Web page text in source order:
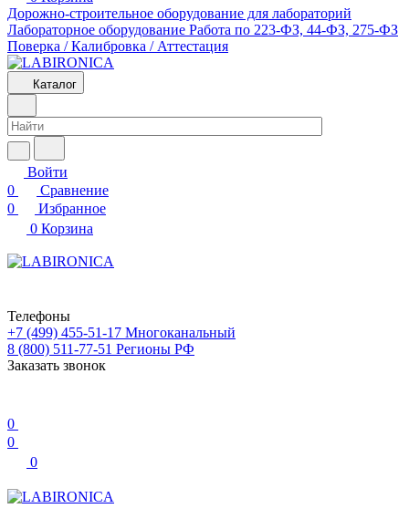
Дорожно-строительное оборудование для лабораторий
Лабораторное оборудование Работа по 223-ФЗ, 44-ФЗ, 275-ФЗ
Поверка / Калибровка / Аттестация
Каталог
Войти
0
Сравнение
0
Избранное
0 Корзина
Телефоны
+7 (499) 455-51-17 Многоканальный
8 (800) 511-77-51 Регионы РФ
Заказать звонок
0
0
0